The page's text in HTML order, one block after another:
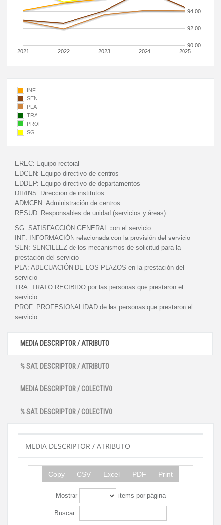
2021 2022 2023 2024 2025
90.00
92.00
94.00
INF
SEN
PLA
TRA
PROF
SG
EREC: Equipo rectoral
EDCEN: Equipo directivo de centros
EDDEP: Equipo directivo de departamentos
DIRINS: Dirección de institutos
ADMCEN: Administración de centros
RESUD: Responsables de unidad (servicios y áreas)
SG: SATISFACCIÓN GENERAL con el servicio
INF:
INFORMACIÓN relacionada con la provisión del servicio
SEN: SENCILLEZ de los mecanismos de solicitud para la
prestación del servicio
PLA: ADECUACIÓN DE LOS PLAZOS en la prestación del
servicio
TRA: TRATO RECIBIDO por las personas que prestaron el
servicio
PROF: PROFESIONALIDAD de las personas que prestaron el
servicio
MEDIA DESCRIPTOR / ATRIBUTO
% SAT. DESCRIPTOR / ATRIBUTO
MEDIA DESCRIPTOR / COLECTIVO
% SAT. DESCRIPTOR / COLECTIVO
MEDIA DESCRIPTOR / ATRIBUTO
Copy CSV Excel PDF Print
Mostrar items por página
Buscar: